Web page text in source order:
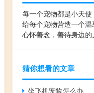
每一个宠物都是小天使
给每个宠物营造一个温
心怀善念，善待身边的
猜你想看的文章
坐飞机宠物怎么办